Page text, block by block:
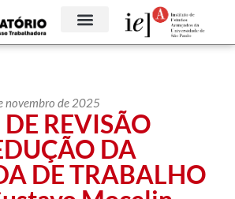
novembro de 2025
REVISÃO
DA
DE TRABALHO